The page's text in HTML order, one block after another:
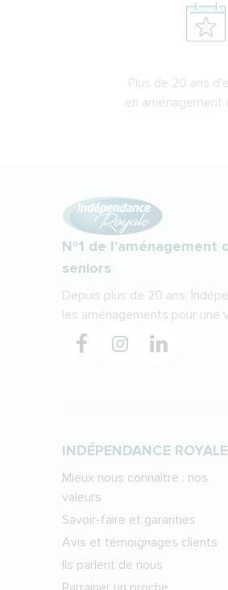
Plus de 20 ans
en aménagement
N°1 de l'aménagement
seniors
Depuis plus de 20 ans,
les aménagements pour une
INDÉPENDANCE ROYALE
Mieux nous connaître : nos
valeurs
Savoir-faire et garanties
Avis et témoignages clients
Ils parlent de nous